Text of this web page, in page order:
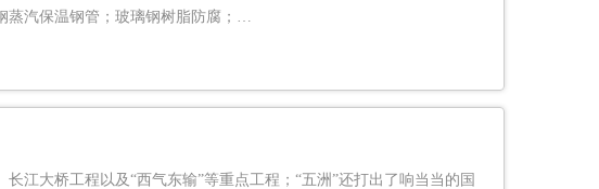
蒸汽保温钢管；玻璃钢树脂防腐；…
江大桥工程以及“西气东输”等重点工程；“五洲”还打出了响当当的国